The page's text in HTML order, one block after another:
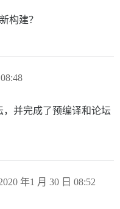
构建？
，并完成了预编译和论坛
年1 月 30 日 08:52